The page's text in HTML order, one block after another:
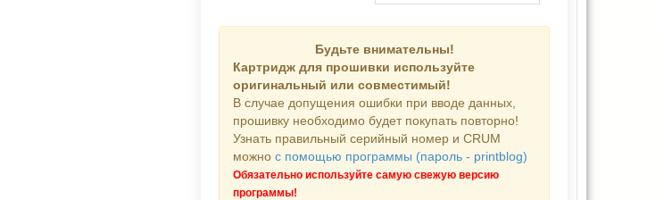
Будьте внимательны!
Картридж для прошивки используйте
оригинальный или совместимый!
В случае допущения ошибки при вводе данных,
прошивку необходимо будет покупать повторно!
Узнать правильный серийный номер и CRUM
можнос помощью программы (пароль - printblog)
Обязательно используйте самую свежую версию
программы!